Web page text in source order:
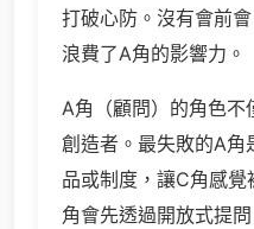
打破心防。沒有會前
浪費了A角的影響力。
A角（顧問）的角色不
創造者。最失敗的A角
品或制度，讓C角感
角會先透過開放式提